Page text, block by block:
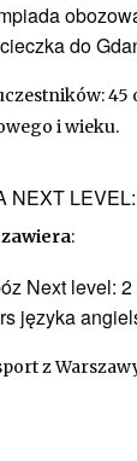
do
i wieku.
NEXT
zawiera:
Next level: 2
języka
z